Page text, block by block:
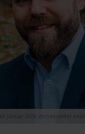
Januar 2026 Vertriebsleiter bei